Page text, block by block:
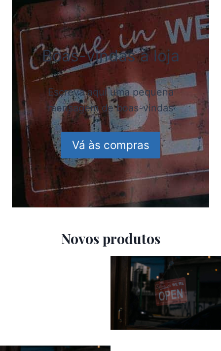
Boas-vindas à loja
Escreva aqui uma pequena
mensagem de boas-vindas
Vá às compras
Novos produtos